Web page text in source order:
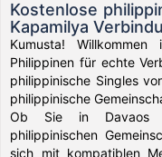
Kostenlose
Kapamilya
Kumusta!
Philippinen für echte
philippinische Singles
philippinische
Ob Sie in Davaos
philippinischen
sich mit kompatiblen